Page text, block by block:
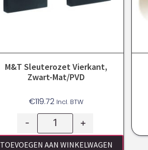
M&T Sleuterozet Vierkant,
Zwart-Mat/PVD
€119.72 Incl. BTW
- +
TOEVOEGEN AAN WINKELWAGEN